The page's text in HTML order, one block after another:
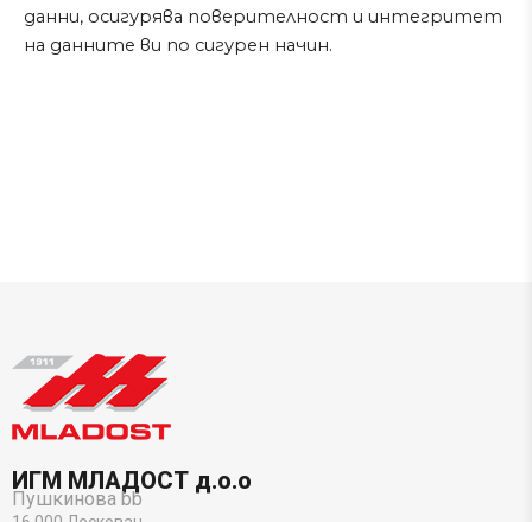
данни, осигурява поверителност и интегритет
на данните ви по сигурен начин.
ИГМ МЛАДОСТ д.о.о
Пушкинова bb